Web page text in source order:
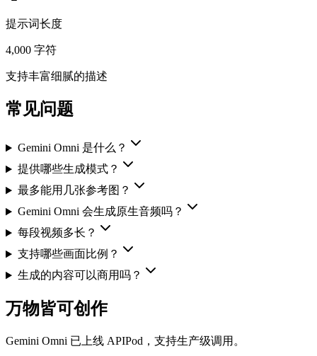
提示词长度
4,000 字符
支持丰富细腻的描述
常见问题
Gemini Omni 是什么？
提供哪些生成模式？
最多能用几张参考图？
Gemini Omni 会生成原生音频吗？
每段视频多长？
支持哪些画面比例？
生成的内容可以商用吗？
万物皆可创作
Gemini Omni 已上线 APIPod，支持生产级调用。